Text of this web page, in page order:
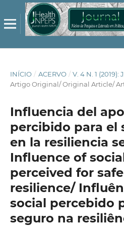
INÍCIO / ACERVO / V. 4 N. 1
Artigo Original/ Original Article/
Influencia del
percibido para el
en la resiliencia
Influence of
perceived for
resilience/
social percebido
seguro na